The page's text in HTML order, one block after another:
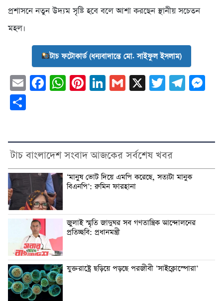
প্রশাসনে নতুন উদ্যম সৃষ্টি হবে বলে আশা করছেন স্থানীয় সচেতন
মহল।
টাচ ফটোকার্ড (ধন্যবাদান্তে মো. সাইফুল ইসলাম)
EmailFacebook
WhatsApp
Pinterest
LinkedIn
Gmail
X Twitter
টাচ বাংলাদেশ সংবাদ আজকের সর্বশেষ খবর
‘মানুষ ভোট দিয়ে এমপি করেছে, সত্যটা মানুক
বিএনপি’: রুমিন ফারহানা
জুলাই স্মৃতি জাদুঘর সব গণতান্ত্রিক আন্দোলনের
প্রতিচ্ছবি: প্রধানমন্ত্রী
যুক্তরাষ্ট্রে ছড়িয়ে পড়ছে পরজীবী ‘সাইক্লোস্পোরা’